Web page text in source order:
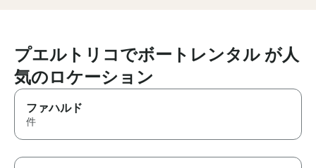
プエルトリコでボートレンタル が人
気のロケーション
ファハルド
件